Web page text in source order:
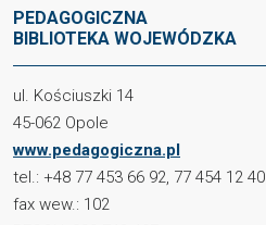
PEDAGOGICZNA
BIBLIOTEKA WOJEWÓDZKA
ul. Kościuszki 14
45-062 Opole
www.pedagogiczna.pl
tel.: +48 77 453 66 92, 77 454 12 40
fax wew.: 102